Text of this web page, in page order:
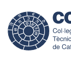
contingut